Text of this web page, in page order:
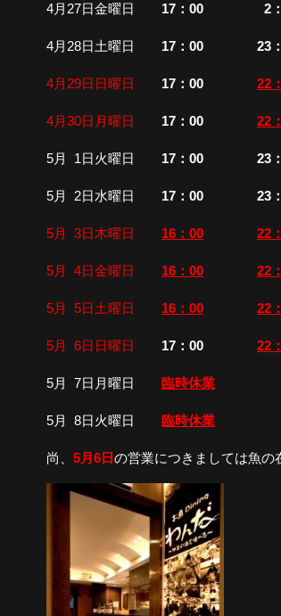
4月27日金曜日 17：00 2：
4月28日土曜日 17：00 23：
4月29日日曜日 17：00 22
4月30日月曜日 17：00 22
5月 1日火曜日 17：00 23：
5月 2日水曜日 17：00 23：
5月 3日木曜日 16：00 22
5月 4日金曜日 16：00 22
5月 5日土曜日 16：00 22
5月 6日日曜日 17：00 22
5月 7日月曜日 臨時休業
5月 8日火曜日 臨時休業
尚、 5月6日の営業につきましては魚の